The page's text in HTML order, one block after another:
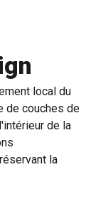
local du
de couches de
de la
la